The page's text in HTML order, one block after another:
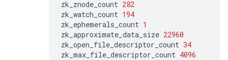
zk_znode_count 282
zk_watch_count 194
zk_ephemerals_count 1
zk_approximate_data_size 22960
zk_open_file_descriptor_count 34
zk_max_file_descriptor_count 4096